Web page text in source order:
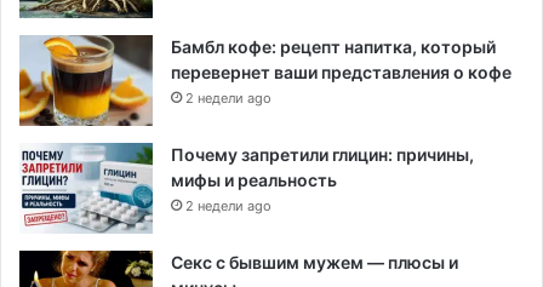
Бамбл кофе: рецепт напитка, который
перевернет ваши представления о кофе
2 недели ago
Почему запретили глицин: причины,
мифы и реальность
2 недели ago
Секс с бывшим мужем — плюсы и